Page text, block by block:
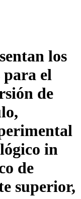
los
para el
de
in
de
superior,